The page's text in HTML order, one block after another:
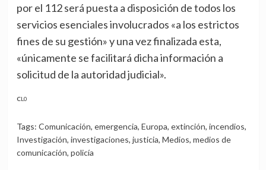
por el 112 será puesta a disposición de todos los
servicios esenciales involucrados «a los estrictos
fines de su gestión» y una vez finalizada esta,
«únicamente se facilitará dicha información a
solicitud de la autoridad judicial».
CL0
Tags: Comunicación, emergencia, Europa, extinción, incendios,
Investigación, investigaciones, justicia, Medios, medios de
comunicación, policía